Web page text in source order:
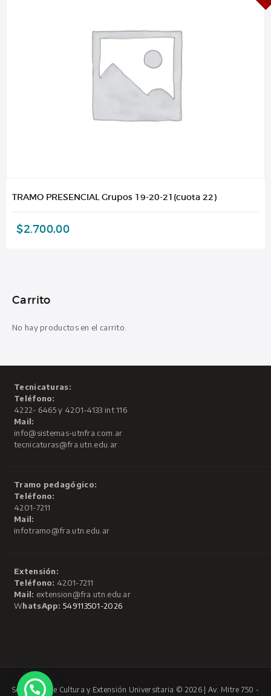
TRAMO PRESENCIAL Grupos 19-20-21(cuota 22)
$2.700,00
Carrito
No hay productos en el carrito.
Tecnicaturas:
Teléfono:
4222- 6465 y 4201-4133 int 116
Mail:
info@sistemas-utnfra.com.ar
tecnicaturas@fra.utn.edu.ar
Tramo pedagógico:
Teléfono:
4201-7211
Mail:
infotramo@fra.utn.edu.ar
Extensión:
Teléfono: 4201-7211
Mail: extension@fra.utn.edu.ar
WhatsApp: 549113501-2026
Secretaría de Cultura y Extensión Universitaria © 2026 | Av. Mitre 750 -